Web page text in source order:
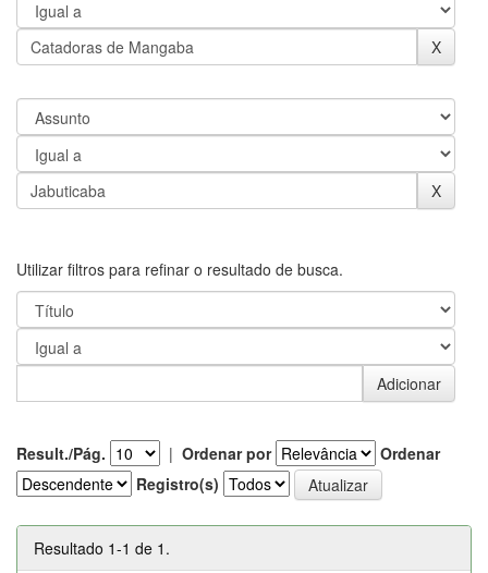
Utilizar filtros para refinar o resultado de busca.
Result./Pág. | Ordenar por
Ordenar
Registro(s)
Resultado 1-1 de 1.